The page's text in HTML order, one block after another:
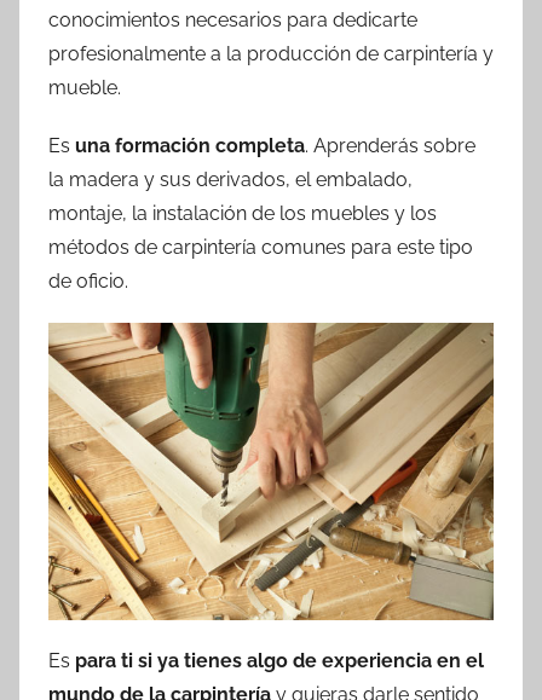
conocimientos necesarios para dedicarte
profesionalmente a la producción de carpintería y
mueble.
Es una formación completa. Aprenderás sobre
la madera y sus derivados, el embalado,
montaje, la instalación de los muebles y los
métodos de carpintería comunes para este tipo
de oficio.
Es para ti si ya tienes algo de experiencia en el
mundo de la carpintería y quieras darle sentido